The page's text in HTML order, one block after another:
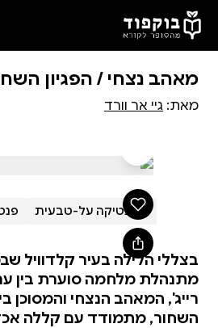
דלג לתוכן הראשי
מאהב נצחי / הפגיון
מאת: גיי אר וורד
רומנטיקה על-טבעית
בצללי הלילה בעיר קלדוויל
מתנהלת מלחמה סוערת בין
רייג', המאהב הנצחי והמסוכן
השחור, מתמודד עם קללה